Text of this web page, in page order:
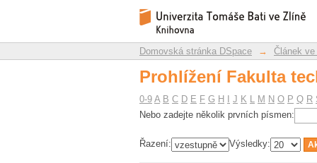
Prohlížení Fakulta
Repozitář DSpace/Manakin
Domovská stránka DSpace → Článek
Prohlížení Fakulta
0-9 A B C D E F G H J K L M N O P Q R
Nebo zadejte několik prvních písmen:
Řazení: Výsledky: